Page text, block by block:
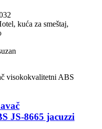
kuća za smeštaj,
JS-8665 jacuzzi